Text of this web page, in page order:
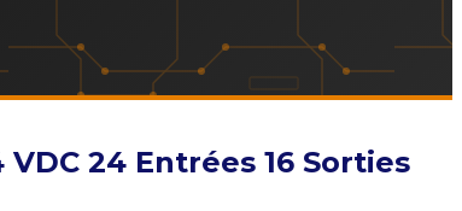
24 Entrées 16 Sorties